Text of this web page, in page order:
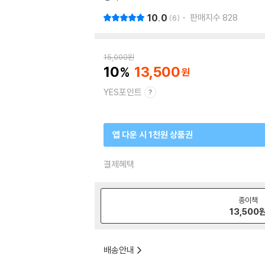
10.0 6 판매지수 828
15,000원
10 13,500
YES포인트
앱 다운 시 1천원 상품권
결제혜택
종이책
13,500
배송안내